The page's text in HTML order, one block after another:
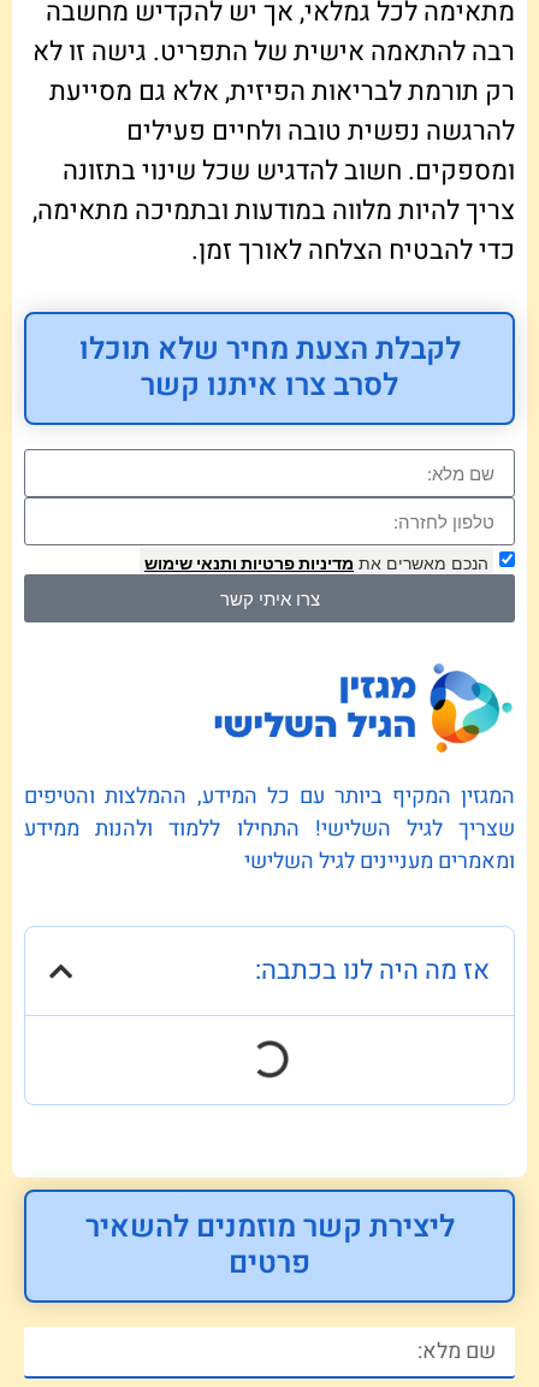
מתאימה לכל גמלאי, אך יש להקדיש מחשבה
רבה להתאמה אישית של התפריט. גישה זו לא
רק תורמת לבריאות הפיזית, אלא גם מסייעת
להרגשה נפשית טובה ולחיים פעילים
ומספקים. חשוב להדגיש שכל שינוי בתזונה
צריך להיות מלווה במודעות ובתמיכה מתאימה,
כדי להבטיח הצלחה לאורך זמן.
לקבלת הצעת מחיר שלא תוכלו
לסרב צרו איתנו קשר
הנכם מאשרים את מדיניות פרטיות ותנאי שימוש
צרו איתי קשר
המגזין המקיף ביותר עם כל המידע, ההמלצות והטיפים
שצריך לגיל השלישי! התחילו ללמוד ולהנות ממידע
ומאמרים מעניינים לגיל השלישי
אז מה היה לנו בכתבה:
ליצירת קשר מוזמנים להשאיר
פרטים